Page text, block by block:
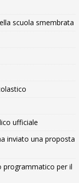
scuola smembrata
ufficiale
inviato una proposta
programmatico per il